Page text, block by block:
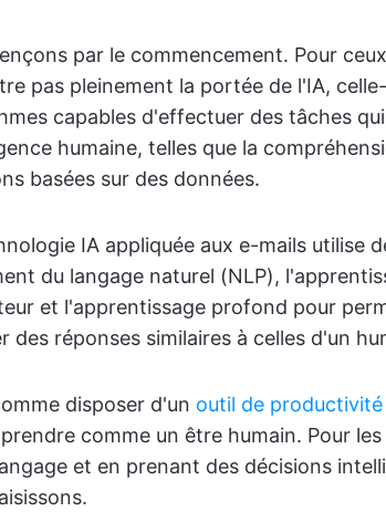
par le commencement. Pour
pas pleinement la portée de l'IA,
capables d'effectuer des tâches
humaine, telles que la
basées sur des données.
IA appliquée aux e-mails utilise
du langage naturel (NLP),
et l'apprentissage profond pour
des réponses similaires à celles d'un
disposer d'un outil de productivité
comme un être humain. Pour
et en prenant des décisions